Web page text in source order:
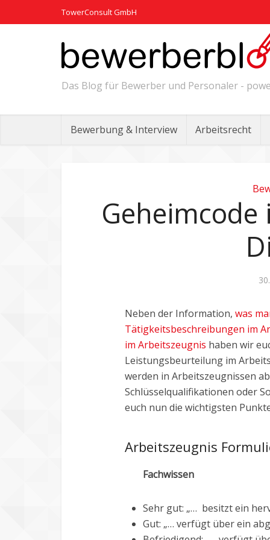
TowerConsult GmbH
Das Blog für Bewerber und Personaler -
Bewerbung & Interview Arbeitsrecht
Neben der Information, was
Tätigkeitsbeschreibungen im
im Arbeitszeugnis haben wir
Leistungsbeurteilung im
werden in Arbeitszeugnissen
Schlüsselqualifikationen oder
euch nun die wichtigsten
Arbeitszeugnis
Fachwissen
Sehr gut: „… besitzt ein
Gut: „… verfügt über ein